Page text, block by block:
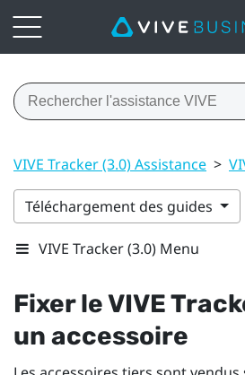
VIVE Tracker (3.0) Assistance >
Téléchargement des guides
VIVE Tracker (3.0) Menu
Fixer leVIVE
un accessoire